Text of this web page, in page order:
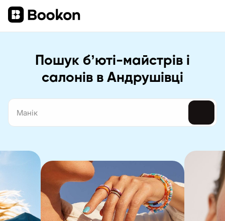
Пошук бʼюті-майстрів і
салонів в Андрушівці